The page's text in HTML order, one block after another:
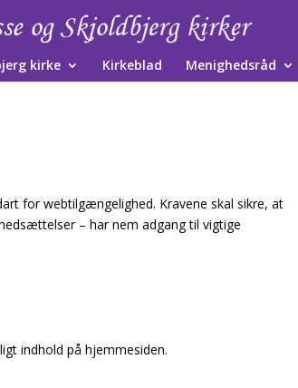
kirke Kirkeblad Menighedsråd
for webtilgængelighed. Kravene skal sikre, at
– har nem adgang til vigtige
indhold på hjemmesiden.